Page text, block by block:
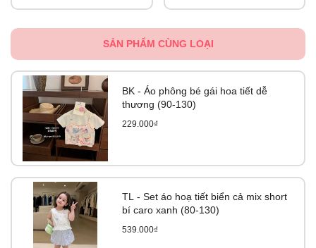
SẢN PHẨM CÙNG LOẠI
BK - Áo phông bé gái hoa tiết dễ
thương (90-130)
229.000₫
TL - Set áo hoạ tiết biển cả mix short
bí caro xanh (80-130)
539.000₫